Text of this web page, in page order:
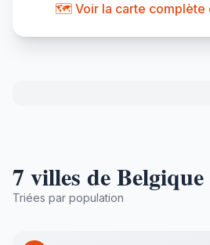
🗺️ Voir la carte complète
7 villes de Belgique
Triées par population